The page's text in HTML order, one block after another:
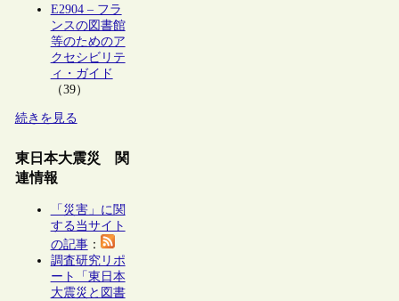
E2904 – フラ
ンスの図書館
等のためのア
クセシビリテ
ィ・ガイド
（39）
続きを見る
東日本大震災 関
連情報
「災害」に関
する当サイト
の記事：
調査研究リポ
ート「東日本
大震災と図書